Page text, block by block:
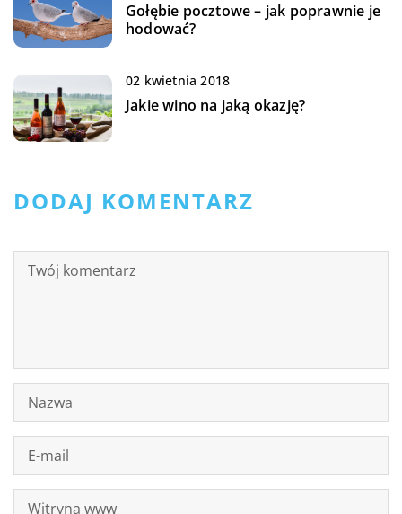
Gołębie pocztowe – jak poprawnie je
hodować?
02 kwietnia 2018
Jakie wino na jaką okazję?
DODAJ KOMENTARZ